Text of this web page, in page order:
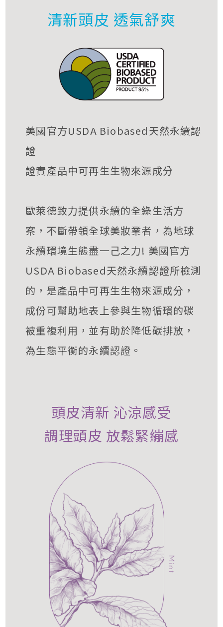
清新頭皮 透氣舒爽
美國官方USDA Biobased天然永續認
證
證實產品中可再生生物來源成分
歐萊德致力提供永續的全綠生活方
案，不斷帶領全球美妝業者，為地球
永續環境生態盡一己之力! 美國官方
USDA Biobased天然永續認證所檢測
的，是產品中可再生生物來源成分，
成份可幫助地表上參與生物循環的碳
被重複利用，並有助於降低碳排放，
為生態平衡的永續認證。
頭皮清新 沁涼感受
調理頭皮 放鬆緊繃感